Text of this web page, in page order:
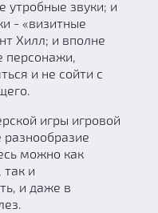
утробные звуки; и
- «визитные
Хилл; и вполне
персонажи,
и не сойти с
игры игровой
разнообразие
можно как
так и
и даже в